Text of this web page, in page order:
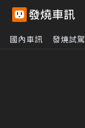
國內車訊 發燒試駕